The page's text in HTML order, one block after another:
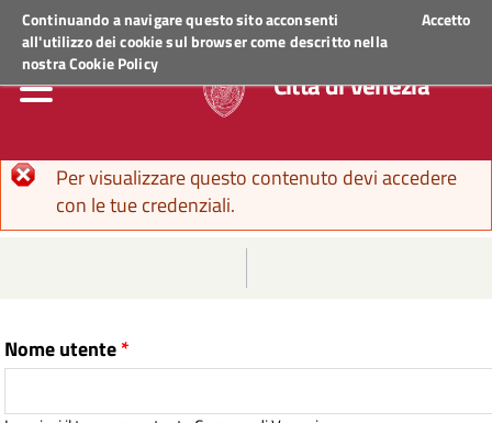
Continuando a navigare questo sito acconsenti
all'utilizzo dei cookie sul browser come descritto nella
nostraCookie Policy
Accetto
Regione Veneto ACCEDI AI SERVIZI
Città di Venezia
Messaggio di errore
Per visualizzare questo contenuto devi accedere
con le tue credenziali.
Nome utente*